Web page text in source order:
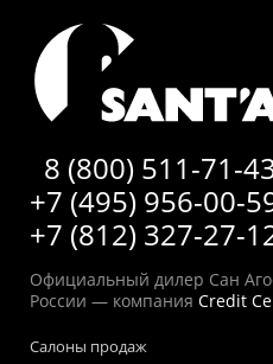
8 (800) 511-71-
+7 (495) 956-00-
+7 (812) 327-27-
Официальный дилер Сан
России — компания Credit
Салоны продаж